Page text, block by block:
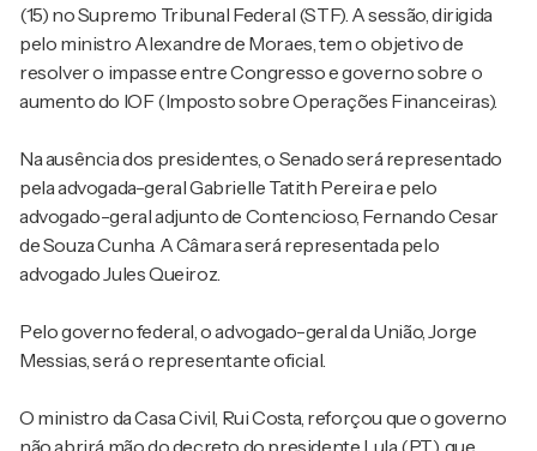
(15) no Supremo Tribunal Federal (STF). A sessão, dirigida
pelo ministro Alexandre de Moraes, tem o objetivo de
resolver o impasse entre Congresso e governo sobre o
aumento do IOF (Imposto sobre Operações Financeiras).
Na ausência dos presidentes, o Senado será representado
pela advogada-geral Gabrielle Tatith Pereira e pelo
advogado-geral adjunto de Contencioso, Fernando Cesar
de Souza Cunha. A Câmara será representada pelo
advogado Jules Queiroz.
Pelo governo federal, o advogado-geral da União, Jorge
Messias, será o representante oficial.
O ministro da Casa Civil, Rui Costa, reforçou que o governo